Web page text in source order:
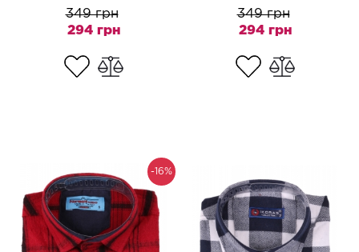
349 грн
294 грн
349 грн
294 грн
-16%